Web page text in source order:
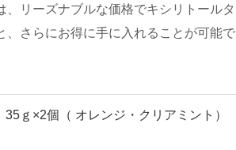
、リーズナブルな価格でキシリトールタ
さらにお得に手に入れることが可能で
ｇ×2個（ オレンジ・クリアミント）